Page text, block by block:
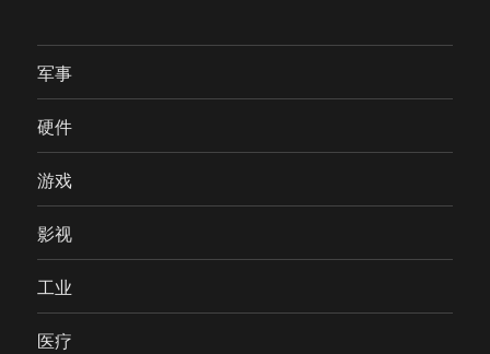
军事
硬件
游戏
影视
工业
医疗